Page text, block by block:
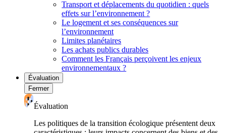
Transport et déplacements du quotidien : quels
effets sur l’environnement ?
Le logement et ses conséquences sur
l’environnement
Limites planétaires
Les achats publics durables
Comment les Français perçoivent les enjeux
environnementaux ?
Évaluation
Fermer
Évaluation
Les politiques de la transition écologique présentent deux